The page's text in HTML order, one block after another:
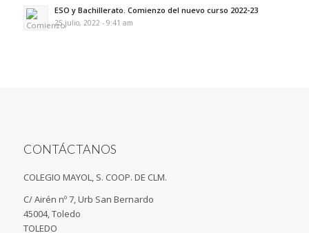
ESO y Bachillerato. Comienzo del nuevo curso 2022-23
25 julio, 2022 - 9:41 am
CONTÁCTANOS
COLEGIO MAYOL, S. COOP. DE CLM.
C/ Airén nº 7, Urb San Bernardo
45004, Toledo
TOLEDO